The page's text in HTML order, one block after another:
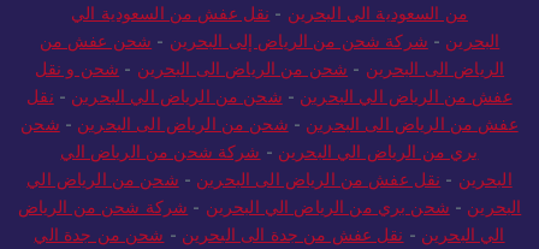
من السعودية الي البحرين - نقل عفش من السعودية الي
البحرين - شركة شحن من الرياض إلى البحرين - شحن عفش من
الرياض الى البحرين - شحن من الرياض الى البحرين - شحن و نقل
عفش من الرياض الي البحرين - شحن من الرياض الي البحرين - نقل
عفش من الرياض الى البحرين - شحن من الرياض الى البحرين - شحن
بري من الرياض الي البحرين - شركة شحن من الرياض الي
البحرين - نقل عفش من الرياض الى البحرين - شحن من الرياض الي
البحرين - شحن بري من الرياض الي البحرين - شركة شحن من الرياض
الي البحرين - نقل عفش من جدة الى البحرين - شحن من جدة الي